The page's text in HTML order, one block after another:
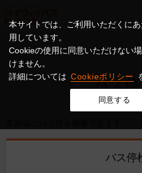
本サイトでは、ご利用いただくに
用しています。
Cookieの使用に同意いただけない
けません。
詳細については Cookieポリシー
同意する
バス
バス停